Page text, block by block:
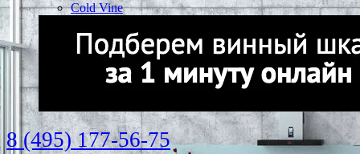
Cold Vine
8 (495) 177-56-75